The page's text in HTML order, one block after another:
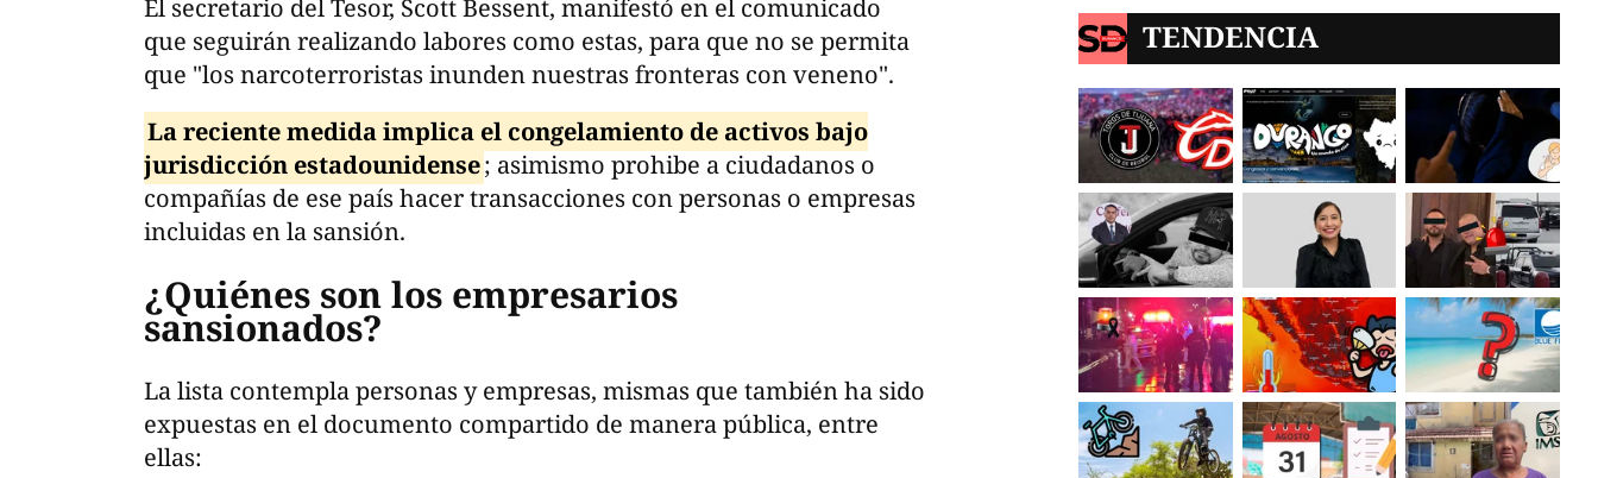
El secretario del Tesor, Scott Bessent, manifestó en el comunicado
que seguirán realizando labores como estas, para que no se permita
que "los narcoterroristas inunden nuestras fronteras con veneno".
La reciente medida implica el congelamiento de activos bajo
jurisdicción estadounidense; asimismo prohibe a ciudadanos o
compañías de ese país hacer transacciones con personas o empresas
incluidas en la sansión.
¿Quiénes son los empresarios
sansionados?
La lista contempla personas y empresas, mismas que también ha sido
expuestas en el documento compartido de manera pública, entre
ellas:
TENDENCIA